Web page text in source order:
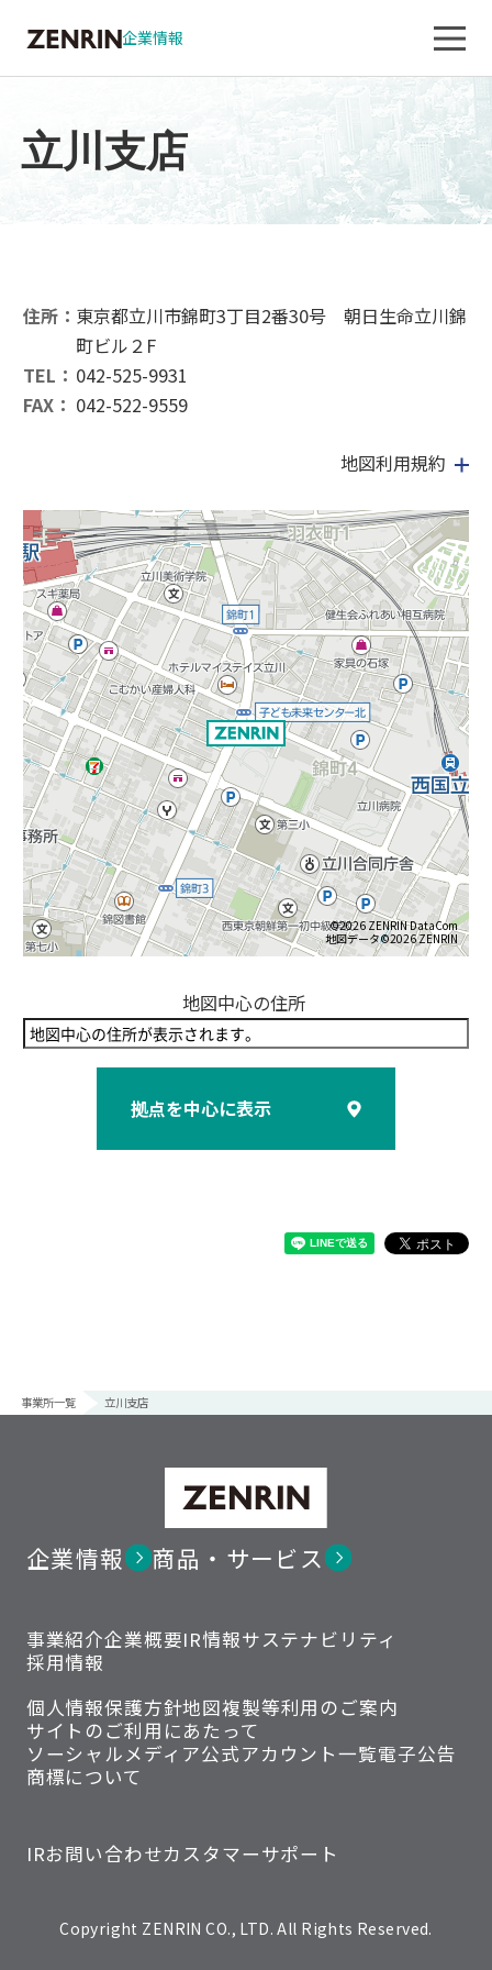
企業情報
立川支店
住所： 東京都立川市錦町3丁目2番30号 朝日生命立川錦
町ビル２F
TEL： 042-525-9931
FAX： 042-522-9559
地図利用規約
©2026 ZENRIN DataCom
地図データ©2026 ZENRIN
地図中心の住所
拠点を中心に表示
事業所一覧 立川支店
企業情報 商品・サービス
事業紹介企業概要IR情報サステナビリティ
採用情報
個人情報保護方針地図複製等利用のご案内
サイトのご利用にあたって
ソーシャルメディア公式アカウント一覧電子公告
商標について
IRお問い合わせカスタマーサポート
Copyright ZENRIN CO., LTD. All Rights Reserved.